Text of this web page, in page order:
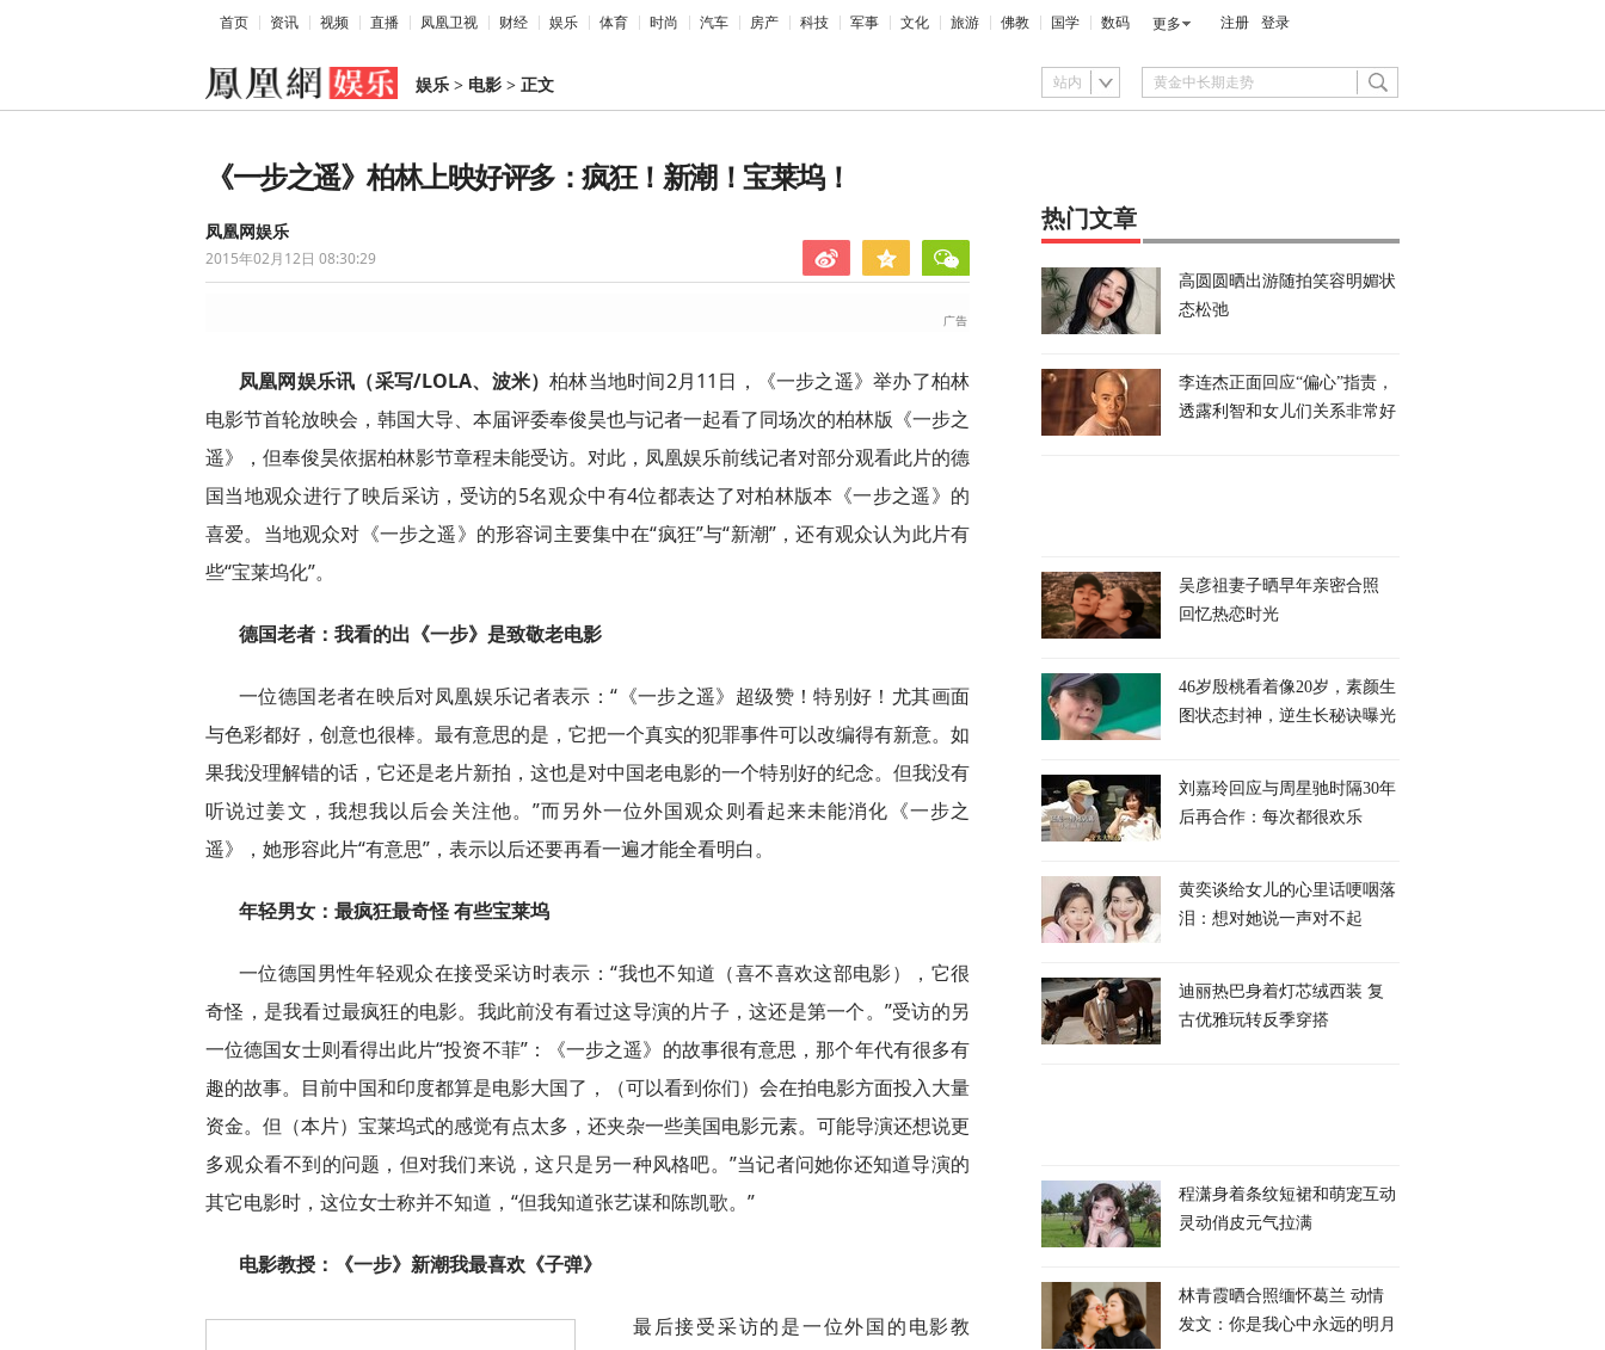
首页 资讯 视频 直播 凤凰卫视 财经 娱乐 体育 时尚 汽车 房产 科技 军事 文化 旅游 佛教 国学 数码 更多 注册 登录
娱乐 > 电影 > 正文 站内
《一步之遥》柏林上映好评多：疯狂！新潮！宝莱坞！
凤凰网娱乐
2015年02月12日 08:30:29
凤凰网娱乐讯（采写/LOLA、波米）柏林当地时间2月11日，《一步之遥》举办了柏林
电影节首轮放映会，韩国大导、本届评委奉俊昊也与记者一起看了同场次的柏林版《一步之
遥》，但奉俊昊依据柏林影节章程未能受访。对此，凤凰娱乐前线记者对部分观看此片的德
国当地观众进行了映后采访，受访的5名观众中有4位都表达了对柏林版本《一步之遥》的
喜爱。当地观众对《一步之遥》的形容词主要集中在“疯狂”与“新潮”，还有观众认为此片有
些“宝莱坞化”。
德国老者：我看的出《一步》是致敬老电影
一位德国老者在映后对凤凰娱乐记者表示：“《一步之遥》超级赞！特别好！尤其画面
与色彩都好，创意也很棒。最有意思的是，它把一个真实的犯罪事件可以改编得有新意。如
果我没理解错的话，它还是老片新拍，这也是对中国老电影的一个特别好的纪念。但我没有
听说过姜文，我想我以后会关注他。”而另外一位外国观众则看起来未能消化《一步之
遥》，她形容此片“有意思”，表示以后还要再看一遍才能全看明白。
年轻男女：最疯狂最奇怪 有些宝莱坞
一位德国男性年轻观众在接受采访时表示：“我也不知道（喜不喜欢这部电影），它很
奇怪，是我看过最疯狂的电影。我此前没有看过这导演的片子，这还是第一个。”受访的另
一位德国女士则看得出此片“投资不菲”：《一步之遥》的故事很有意思，那个年代有很多有
趣的故事。目前中国和印度都算是电影大国了，（可以看到你们）会在拍电影方面投入大量
资金。但（本片）宝莱坞式的感觉有点太多，还夹杂一些美国电影元素。可能导演还想说更
多观众看不到的问题，但对我们来说，这只是另一种风格吧。”当记者问她你还知道导演的
其它电影时，这位女士称并不知道，“但我知道张艺谋和陈凯歌。”
电影教授：《一步》新潮我最喜欢《子弹》
最后接受采访的是一位外国的电影教
热门文章
高圆圆晒出游随拍笑容明媚状
态松弛
李连杰正面回应“偏心”指责，
透露利智和女儿们关系非常好
吴彦祖妻子晒早年亲密合照
回忆热恋时光
46岁殷桃看着像20岁，素颜生
图状态封神，逆生长秘诀曝光
刘嘉玲回应与周星驰时隔30年
后再合作：每次都很欢乐
黄奕谈给女儿的心里话哽咽落
泪：想对她说一声对不起
迪丽热巴身着灯芯绒西装 复
古优雅玩转反季穿搭
程潇身着条纹短裙和萌宠互动
灵动俏皮元气拉满
林青霞晒合照缅怀葛兰 动情
发文：你是我心中永远的明月